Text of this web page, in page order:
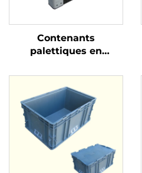
Contenants
palettiques en
pour une logistique et
un stockage efficaces